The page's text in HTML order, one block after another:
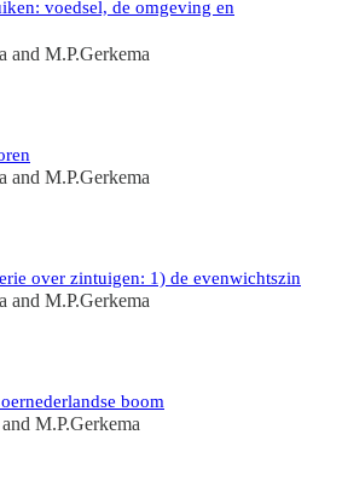
voedsel, de omgeving en
and M.P.Gerkema
and M.P.Gerkema
over zintuigen: 1) de evenwichtszin
and M.P.Gerkema
boom
and M.P.Gerkema